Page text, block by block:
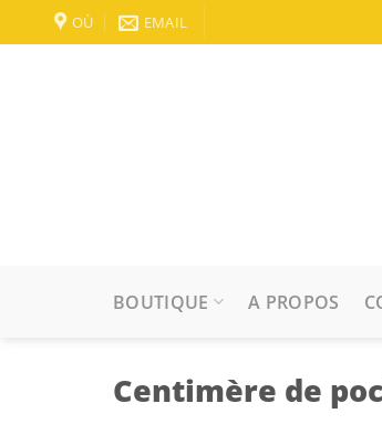
Passer
au
OÙ EMAIL
BOUTIQUE A PROPOS
Centimère de